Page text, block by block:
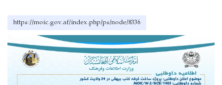
https://moic.gov.af/index.php/ps/node/8336